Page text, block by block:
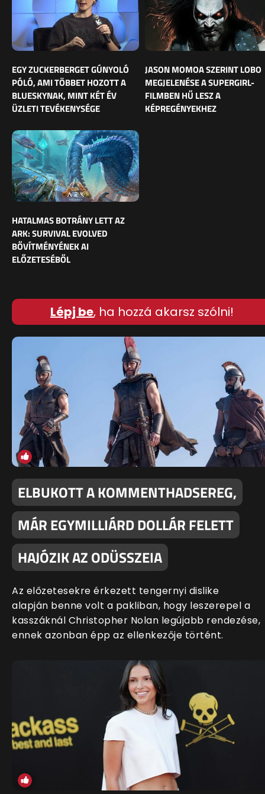
EGY ZUCKERBERGET GÚNYOLÓ
PÓLÓ, AMI TÖBBET HOZOTT A
BLUESKYNAK, MINT KÉT ÉV
ÜZLETI TEVÉKENYSÉGE
JASON MOMOA SZERINT LOBO
MEGJELENÉSE A SUPERGIRL-
FILMBEN HŰ LESZ A
KÉPREGÉNYEKHEZ
HATALMAS BOTRÁNY LETT AZ
ARK: SURVIVAL EVOLVED
BŐVÍTMÉNYÉNEK AI
ELŐZETESÉBŐL
Lépj be, ha hozzá akarsz szólni!
ELBUKOTT A KOMMENTHADSEREG,
MÁR EGYMILLIÁRD DOLLÁR FELETT
HAJÓZIK AZ ODÜSSZEIA
Az előzetesekre érkezett tengernyi dislike
alapján benne volt a pakliban, hogy leszerepel a
kasszáknál Christopher Nolan legújabb rendezése,
ennek azonban épp az ellenkezője történt.